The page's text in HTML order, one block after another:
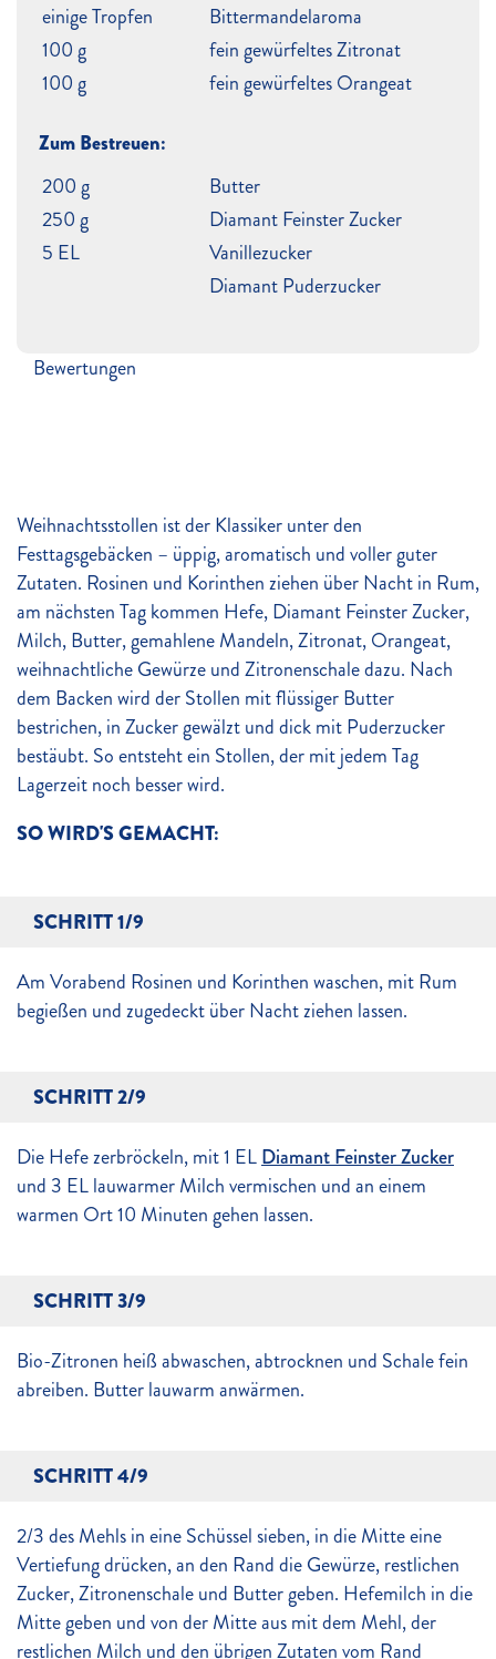
Weihnachtsstollen ist der Klassiker unter den
Festtagsgebäcken – üppig, aromatisch und voller guter
Zutaten. Rosinen und Korinthen ziehen über Nacht in Rum,
am nächsten Tag kommen Hefe, Diamant Feinster Zucker,
Milch, Butter, gemahlene Mandeln, Zitronat, Orangeat,
weihnachtliche Gewürze und Zitronenschale dazu. Nach
dem Backen wird der Stollen mit flüssiger Butter
bestrichen, in Zucker gewälzt und dick mit Puderzucker
bestäubt. So entsteht ein Stollen, der mit jedem Tag
Lagerzeit noch besser wird.
SO WIRD'S GEMACHT:
SCHRITT 1/9
Am Vorabend Rosinen und Korinthen waschen, mit Rum
begießen und zugedeckt über Nacht ziehen lassen.
SCHRITT 2/9
Die Hefe zerbröckeln, mit 1 ELDiamant Feinster Zucker
und 3 EL lauwarmer Milch vermischen und an einem
warmen Ort 10 Minuten gehen lassen.
SCHRITT 3/9
Bio-Zitronen heiß abwaschen, abtrocknen und Schale fein
abreiben. Butter lauwarm anwärmen.
SCHRITT 4/9
2/3 des Mehls in eine Schüssel sieben, in die Mitte eine
Vertiefung drücken, an den Rand die Gewürze, restlichen
Zucker, Zitronenschale und Butter geben. Hefemilch in die
Mitte geben und von der Mitte aus mit dem Mehl, der
restlichen Milch und den übrigen Zutaten vom Rand
einige Tropfen
Bittermandelaroma
100 g
fein gewürfeltes Zitronat
100 g
fein gewürfeltes Orangeat
Zum Bestreuen:
200 g
Butter
250 g
Diamant Feinster Zucker
5 EL
Vanillezucker
Diamant Puderzucker
Bewertungen